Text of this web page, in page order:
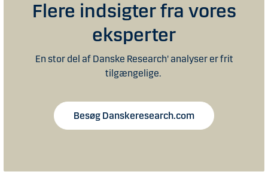
Flere indsigter fra vores
eksperter
En stor del af Danske Research' analyser er frit
tilgængelige.
Besøg Danskeresearch.com